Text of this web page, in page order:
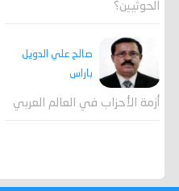
الحوثيين؟
صالح علي الدويل
باراس
أزمة الأحزاب في العالم العربي